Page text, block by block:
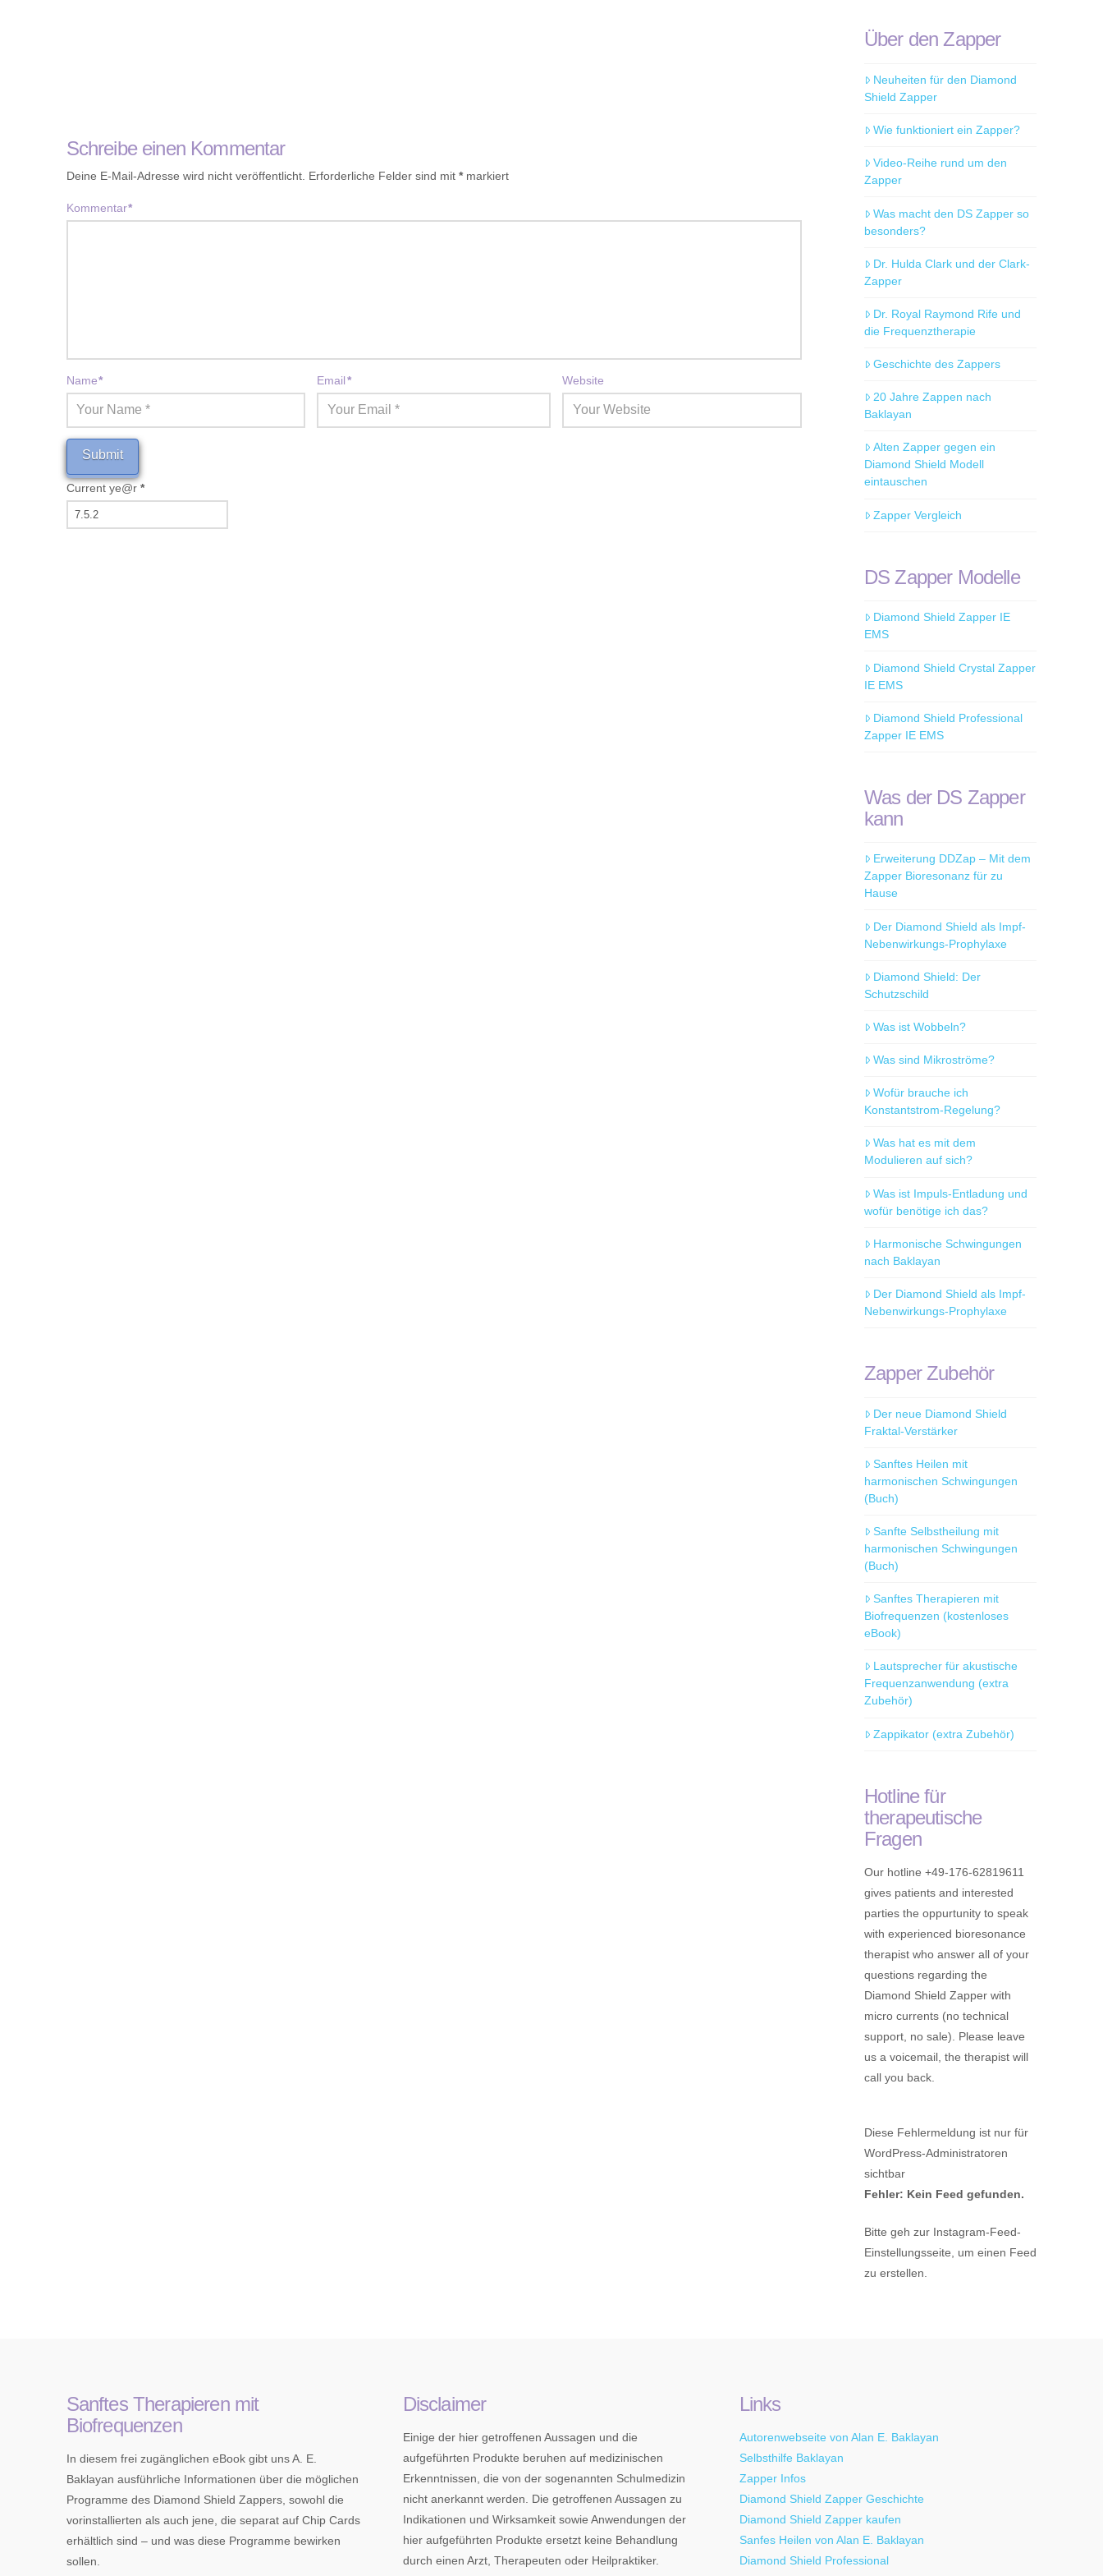
Schreibe einen Kommentar
Deine E-Mail-Adresse wird nicht veröffentlicht. Erforderliche Felder sind mit *markiert
Kommentar*
Name* Email* Website
Current ye@r *
Über den Zapper
Neuheiten für den Diamond
Shield Zapper
Wie funktioniert ein Zapper?
Video-Reihe rund um den
Zapper
Was macht den DS Zapper so
besonders?
Dr. Hulda Clark und der Clark-
Zapper
Dr. Royal Raymond Rife und
die Frequenztherapie
Geschichte des Zappers
20 Jahre Zappen nach
Baklayan
Alten Zapper gegen ein
Diamond Shield Modell
eintauschen
Zapper Vergleich
DS Zapper Modelle
Diamond Shield Zapper IE
EMS
Diamond Shield Crystal Zapper
IE EMS
Diamond Shield Professional
Zapper IE EMS
Was der DS Zapper
kann
Erweiterung DDZap – Mit dem
Zapper Bioresonanz für zu
Hause
Der Diamond Shield als Impf-
Nebenwirkungs-Prophylaxe
Diamond Shield: Der
Schutzschild
Was ist Wobbeln?
Was sind Mikroströme?
Wofür brauche ich
Konstantstrom-Regelung?
Was hat es mit dem
Modulieren auf sich?
Was ist Impuls-Entladung und
wofür benötige ich das?
Harmonische Schwingungen
nach Baklayan
Der Diamond Shield als Impf-
Nebenwirkungs-Prophylaxe
Zapper Zubehör
Der neue Diamond Shield
Fraktal-Verstärker
Sanftes Heilen mit
harmonischen Schwingungen
(Buch)
Sanfte Selbstheilung mit
harmonischen Schwingungen
(Buch)
Sanftes Therapieren mit
Biofrequenzen (kostenloses
eBook)
Lautsprecher für akustische
Frequenzanwendung (extra
Zubehör)
Zappikator (extra Zubehör)
Hotline für
therapeutische
Fragen
Our hotline +49-176-62819611
gives patients and interested
parties the oppurtunity to speak
with experienced bioresonance
therapist who answer all of your
questions regarding the
Diamond Shield Zapper with
micro currents (no technical
support, no sale). Please leave
us a voicemail, the therapist will
call you back.
Diese Fehlermeldung ist nur für
WordPress-Administratoren
sichtbar
Fehler: Kein Feed gefunden.
Bitte geh zur Instagram-Feed-
Einstellungsseite, um einen Feed
zu erstellen.
Sanftes Therapieren mit
Biofrequenzen
In diesem frei zugänglichen eBook gibt uns A. E.
Baklayan ausführliche Informationen über die möglichen
Programme des Diamond Shield Zappers, sowohl die
vorinstallierten als auch jene, die separat auf Chip Cards
erhältlich sind – und was diese Programme bewirken
sollen.
Disclaimer
Einige der hier getroffenen Aussagen und die
aufgeführten Produkte beruhen auf medizinischen
Erkenntnissen, die von der sogenannten Schulmedizin
nicht anerkannt werden. Die getroffenen Aussagen zu
Indikationen und Wirksamkeit sowie Anwendungen der
hier aufgeführten Produkte ersetzt keine Behandlung
durch einen Arzt, Therapeuten oder Heilpraktiker.
Links
Autorenwebseite von Alan E. Baklayan
Selbsthilfe Baklayan
Zapper Infos
Diamond Shield Zapper Geschichte
Diamond Shield Zapper kaufen
Sanfes Heilen von Alan E. Baklayan
Diamond Shield Professional